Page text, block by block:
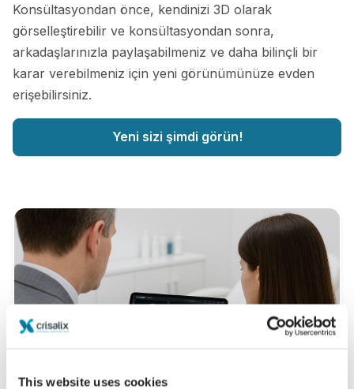
This website uses cookies
Konsültasyondan önce, kendinizi 3D olarak
görselleştirebilir ve konsültasyondan sonra,
arkadaşlarınızla paylaşabilmeniz ve daha bilinçli bir
karar verebilmeniz için yeni görünümünüze evden
erişebilirsiniz.
Yeni sizi şimdi görün!